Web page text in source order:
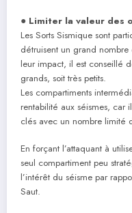
● Limiter la valeur des
Les Sorts Sismique sont
détruisent un grand
leur impact, il est conseillé
grands, soit très petits.
Les compartiments
rentabilité aux séismes, car
clés avec un nombre limité
En forçant l’attaquant à
seul compartiment peu
l’intérêt du séisme par
Saut.